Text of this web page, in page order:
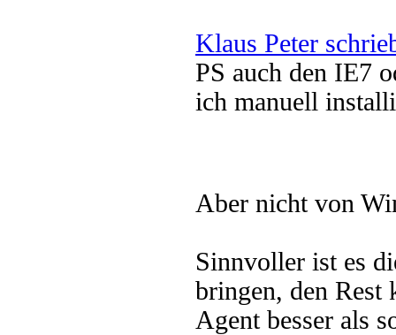
Klaus Peter
PS auch den IE7
ich manuell
Aber nicht von
Sinnvoller ist es
bringen, den Rest
Agent besser als